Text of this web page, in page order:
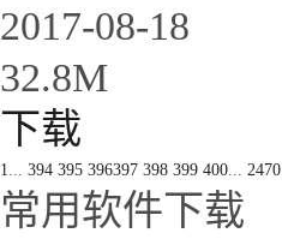
2017-08-18
32.8M
下载
1... 394 395 396397 398 399 400... 2470
常用软件下载